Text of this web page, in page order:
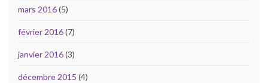
mars 2016(5)
février 2016(7)
janvier 2016(3)
décembre 2015 (4)